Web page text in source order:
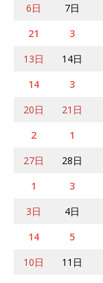
6日
7日
21
3
13日
14日
14
3
20日
21日
2
1
27日
28日
1
3
3日
4日
14
5
10日
11日